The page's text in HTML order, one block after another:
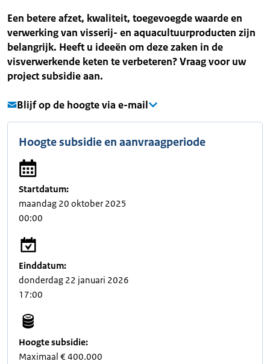
Een betere afzet, kwaliteit, toegevoegde waarde en
verwerking van visserij- en aquacultuurproducten zijn
belangrijk. Heeft u ideeën om deze zaken in de
visverwerkende keten te verbeteren? Vraag voor uw
project subsidie aan.
Blijf op de hoogte via e-mail
Hoogte subsidie en aanvraagperiode
Startdatum:
maandag 20 oktober 2025
00:00
Einddatum:
donderdag 22 januari 2026
17:00
Hoogte subsidie:
Maximaal € 400.000